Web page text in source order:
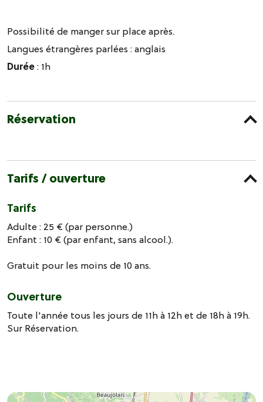
Possibilité de manger sur place après.
Langues étrangères parlées :anglais
Durée: 1h
Réservation
Tarifs / ouverture
Tarifs
Adulte : 25 € (par personne.)
Enfant : 10 € (par enfant, sans alcool.).
Gratuit pour les moins de 10 ans.
Ouverture
Toute l'année tous les jours de 11h à 12h et de 18h à 19h.
Sur Réservation.